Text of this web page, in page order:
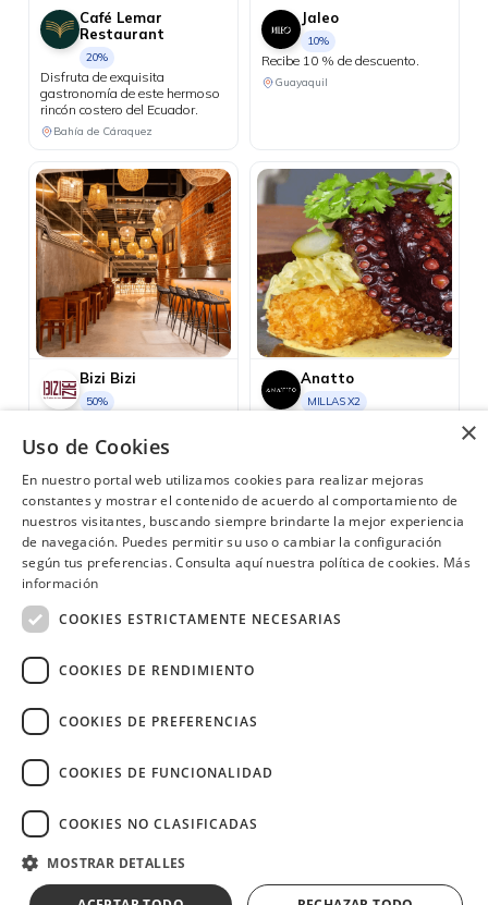
Café Lemar
Restaurant
20%
Disfruta de exquisita
gastronomía de este hermoso
rincón costero del Ecuador.
Bahía de Cáraquez
Jaleo
10%
Recibe 10 % de descuento.
Guayaquil
Bizi Bizi
50%
toda la carta los días martes.
Anatto
MILLAS X2
Image
Copyright © 2026 Diners Club Ecuador.
×
Uso de Cookies
En nuestro portal web utilizamos cookies para realizar mejoras
constantes y mostrar el contenido de acuerdo al comportamiento de
nuestros visitantes, buscando siempre brindarte la mejor experiencia
de navegación. Puedes permitir su uso o cambiar la configuración
según tus preferencias. Consulta aquí nuestra política de cookies. Más
información
COOKIES ESTRICTAMENTE NECESARIAS
COOKIES DE RENDIMIENTO
COOKIES DE PREFERENCIAS
COOKIES DE FUNCIONALIDAD
COOKIES NO CLASIFICADAS
MOSTRAR DETALLES